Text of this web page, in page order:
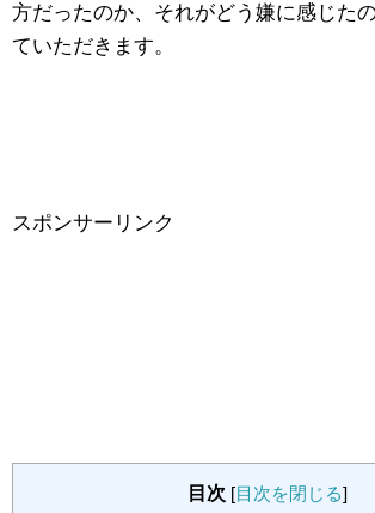
方だったのか、それがどう嫌に感じた
ていただきます。
スポンサーリンク
目次 [目次を閉じる]